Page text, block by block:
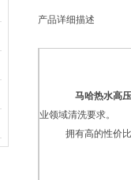
产品详细描述
马哈热水高
业领域清洗要求。
拥有高的性价比，